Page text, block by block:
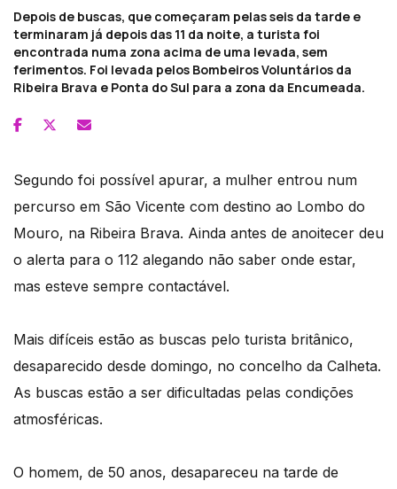
Depois de buscas, que começaram pelas seis da tarde e
terminaram já depois das 11 da noite, a turista foi
encontrada numa zona acima de uma levada, sem
ferimentos. Foi levada pelos Bombeiros Voluntários da
Ribeira Brava e Ponta do Sul para a zona da Encumeada.
Segundo foi possível apurar, a mulher entrou num
percurso em São Vicente com destino ao Lombo do
Mouro, na Ribeira Brava. Ainda antes de anoitecer deu
o alerta para o 112 alegando não saber onde estar,
mas esteve sempre contactável.
Mais difíceis estão as buscas pelo turista britânico,
desaparecido desde domingo, no concelho da Calheta.
As buscas estão a ser dificultadas pelas condições
atmosféricas.
O homem, de 50 anos, desapareceu na tarde de